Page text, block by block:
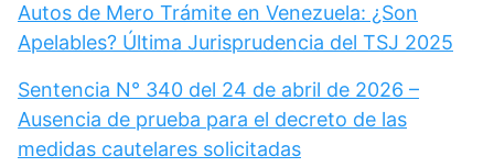
Autos de Mero Trámite en Venezuela: ¿Son
Apelables? Última Jurisprudencia del TSJ 2025
Sentencia N° 340 del 24 de abril de 2026 –
Ausencia de prueba para el decreto de las
medidas cautelares solicitadas